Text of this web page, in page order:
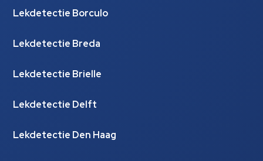
Lekdetectie Borculo
Lekdetectie Breda
Lekdetectie Brielle
Lekdetectie Delft
Lekdetectie Den Haag